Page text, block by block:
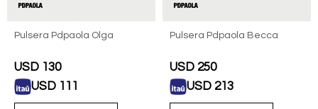
Pulsera Pdpaola Olga
USD 130
USD 111
Pulsera Pdpaola Becca
USD 250
USD 213